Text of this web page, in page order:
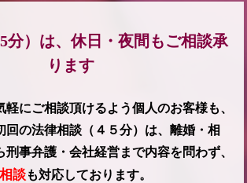
分）は、休日・夜間もご相談承
ります
軽にご相談頂けるよう個人のお客様も、
回の法律相談（４５分）は、離婚・相
刑事弁護・会社経営まで内容を問わず、
談も対応しております。